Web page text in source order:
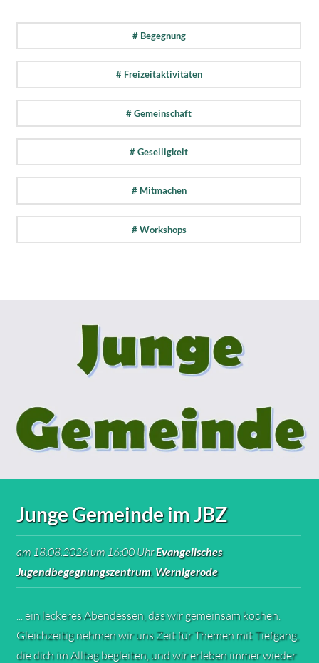
# Begegnung
# Freizeitaktivitäten
# Gemeinschaft
# Geselligkeit
# Mitmachen
# Workshops
Junge Gemeinde im JBZ
am 18.08.2026 um 16:00 UhrEvangelisches
Jugendbegegnungszentrum, Wernigerode
... ein leckeres Abendessen, das wir gemeinsam kochen.
Gleichzeitig nehmen wir uns Zeit für Themen mit Tiefgang,
die dich im Alltag begleiten, und wir erleben immer wieder